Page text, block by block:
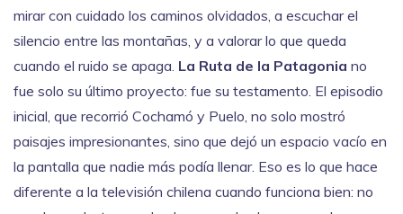
mirar con cuidado los caminos olvidados, a escuchar el
silencio entre las montañas, y a valorar lo que queda
cuando el ruido se apaga. La Ruta de la Patagonia no
fue solo su último proyecto: fue su testamento. El episodio
inicial, que recorrió Cochamó y Puelo, no solo mostró
paisajes impresionantes, sino que dejó un espacio vacío en
la pantalla que nadie más podía llenar. Eso es lo que hace
diferente a la televisión chilena cuando funciona bien: no